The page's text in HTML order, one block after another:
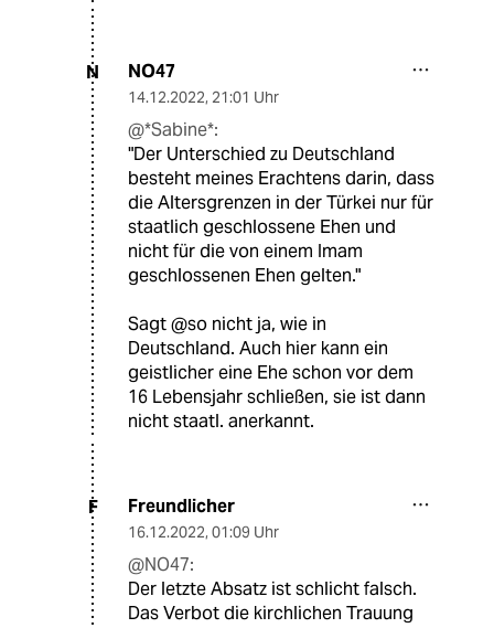
N NO47
14.12.2022, 21:01 Uhr
@*Sabine*:
"Der Unterschied zu Deutschland
besteht meines Erachtens darin, dass
die Altersgrenzen in der Türkei nur für
staatlich geschlossene Ehen und
nicht für die von einem Imam
geschlossenen Ehen gelten."
Sagt @so nicht ja, wie in
Deutschland. Auch hier kann ein
geistlicher eine Ehe schon vor dem
16 Lebensjahr schließen, sie ist dann
nicht staatl. anerkannt.
F Freundlicher
16.12.2022, 01:09 Uhr
@NO47:
Der letzte Absatz ist schlicht falsch.
Das Verbot die kirchlichen Trauung